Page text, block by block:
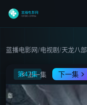
蓝播电影网/电视剧/天龙八部
天龙八部
第47集上一集 下一集